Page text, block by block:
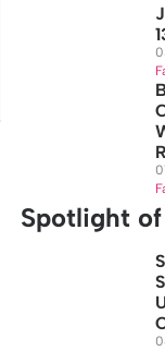
Spotlight